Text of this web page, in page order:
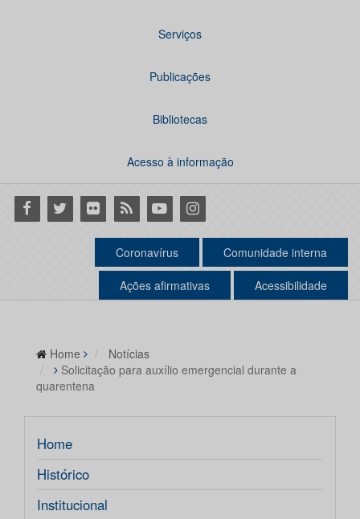
Serviços
Publicações
Bibliotecas
Acesso à informação
Facebook
Twitter Flickr RSS YoutubeInstagram
Coronavírus Comunidade interna
Ações afirmativas Acessibilidade
Home
Notícias
Solicitação para auxílio emergencial durante a
quarentena
Home
Histórico
Institucional